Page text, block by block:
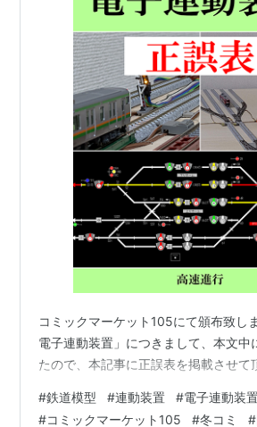
コミックマーケット105にて頒布致し
電子連動装置」につきまして、本文中
たので、本記事に正誤表を掲載させて
#鉄道模型 #連動装置 #電子連動装
#コミックマーケット105 #冬コミ #